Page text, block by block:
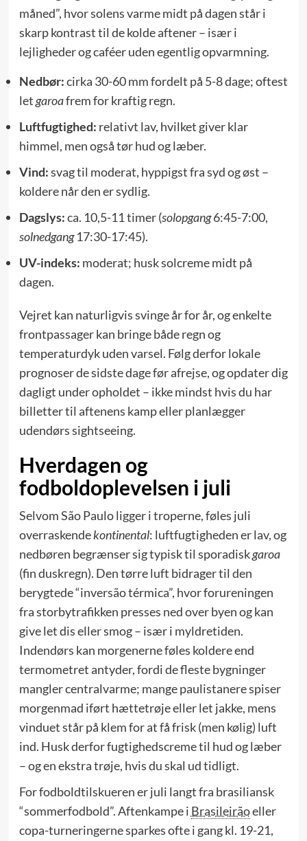
måned”, hvor solens varme midt på dagen står i
skarp kontrast til de kolde aftener – især i
lejligheder og caféer uden egentlig opvarmning.
Nedbør:cirka 30-60 mm fordelt på 5-8 dage; oftest
letgaroafrem for kraftig regn.
Luftfugtighed: relativt lav, hvilket giver klar
himmel, men også tør hud og læber.
Vind:svag til moderat, hyppigst fra syd og øst –
koldere når den er sydlig.
Dagslys:ca. 10,5-11 timer (solopgang6:45-7:00,
solnedgang17:30-17:45).
UV-indeks: moderat; husk solcreme midt på
dagen.
Vejret kan naturligvis svinge år for år, og enkelte
frontpassager kan bringe både regn og
temperaturdyk uden varsel. Følg derfor lokale
prognoser de sidste dage før afrejse, og opdater dig
dagligt under opholdet – ikke mindst hvis du har
billetter til aftenens kamp eller planlægger
udendørs sightseeing.
Hverdagen og
fodboldoplevelsen i juli
Selvom São Paulo ligger i troperne, føles juli
overraskendekontinental: luftfugtigheden er lav, og
nedbøren begrænser sig typisk til sporadiskgaroa
(fin duskregn). Den tørre luft bidrager til den
berygtede “inversão térmica”, hvor forureningen
fra storbytrafikken presses ned over byen og kan
give let dis eller smog – især i myldretiden.
Indendørs kan morgenerne føles koldere end
termometret antyder, fordi de fleste bygninger
mangler centralvarme; mange paulistanere spiser
morgenmad iført hættetrøje eller let jakke, mens
vinduet står på klem for at få frisk (men kølig) luft
ind. Husk derfor fugtighedscreme til hud og læber
– og en ekstra trøje, hvis du skal ud tidligt.
For fodboldtilskueren er juli langt fra brasiliansk
“sommerfodbold”. Aftenkampe i Brasileirãoeller
copa-turneringerne sparkes ofte i gang kl. 19-21,